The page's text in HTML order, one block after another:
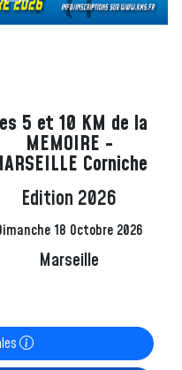
5 et 10 KM de la
MEMOIRE -
Corniche
Edition 2026
18 Octobre 2026
Marseille